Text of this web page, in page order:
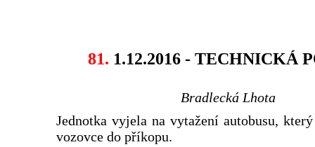
81. 1.12.2016 - TECHNICKÁ
Bradlecká Lhota
Jednotka vyjela na vytažení autobusu,
vozovce do příkopu.